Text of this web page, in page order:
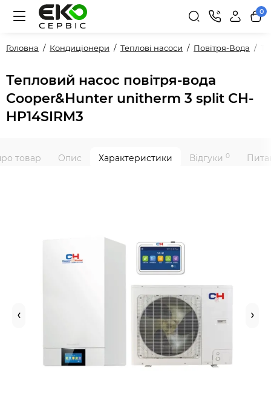
0
Головна Кондиціонери Теплові насоси Повітря-Вода
Тепловий насос повітря-вода
Cooper&Hunter unitherm 3 split CH-
HP14SIRM3
товар Опис Характеристики Відгуки 0